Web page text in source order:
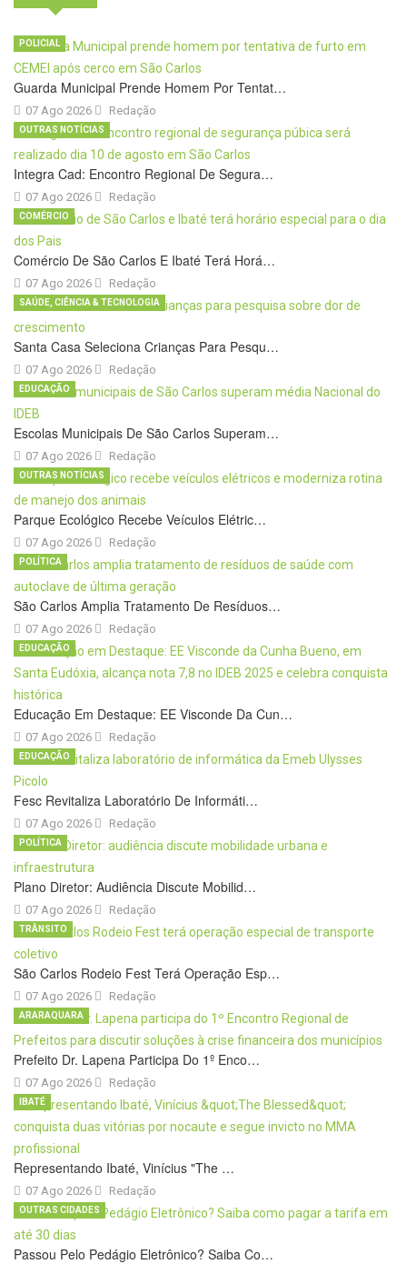
Guarda Municipal Prende Homem Por Tentat…
07 Ago 2026
POLICIAL
Redação
Integra Cad: Encontro Regional De Segura…
07 Ago 2026
OUTRAS NOTÍCIAS
Redação
Comércio De São Carlos E Ibaté Terá Horá…
07 Ago 2026
COMÉRCIO
Redação
Santa Casa Seleciona Crianças Para Pesqu…
07 Ago 2026
SAÚDE, CIÊNCIA & TECNOLOGIA
Redação
Escolas Municipais De São Carlos Superam…
07 Ago 2026
EDUCAÇÃO
Redação
Parque Ecológico Recebe Veículos Elétric…
07 Ago 2026
OUTRAS NOTÍCIAS
Redação
São Carlos Amplia Tratamento De Resíduos…
07 Ago 2026
POLÍTICA
Redação
Educação Em Destaque: EE Visconde Da Cun…
07 Ago 2026
EDUCAÇÃO
Redação
Fesc Revitaliza Laboratório De Informáti…
07 Ago 2026
EDUCAÇÃO
Redação
Plano Diretor: Audiência Discute Mobilid…
07 Ago 2026
POLÍTICA
Redação
São Carlos Rodeio Fest Terá Operação Esp…
07 Ago 2026
TRÂNSITO
Redação
Prefeito Dr. Lapena Participa Do 1º Enco…
07 Ago 2026
ARARAQUARA
Redação
Representando Ibaté, Vinícius "The …
07 Ago 2026
IBATÉ
Redação
Passou Pelo Pedágio Eletrônico? Saiba Co…
OUTRAS CIDADES